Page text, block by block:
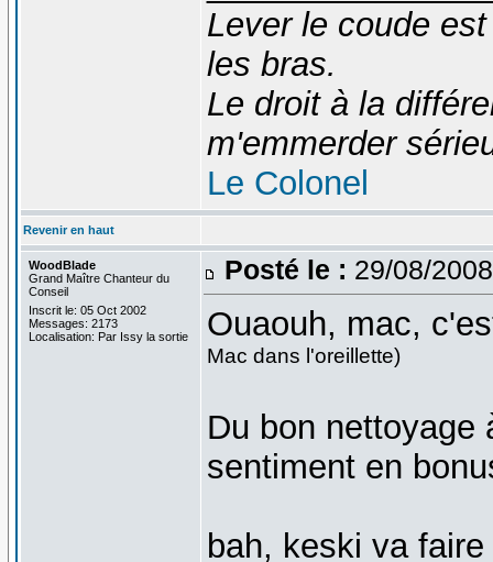
Lever le coude
les bras.
Le droit à la
m'emmerder
Le Colonel
Revenir en haut
WoodBlade
Grand Maître Chanteur du
Conseil
Inscrit le: 05 Oct 2002
Messages: 2173
Localisation: Par Issy la sortie
Posté le : 29/08/
Ouaouh, mac,
Mac dans l'oreillette)
Du bon nettoyage
sentiment en
bah, keski va